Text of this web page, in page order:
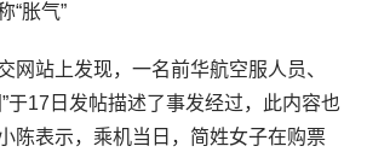
“胀气”
网站上发现，一名前华航空服人员、
于17日发帖描述了事发经过，此内容也
陈表示，乘机当日，简姓女子在购票